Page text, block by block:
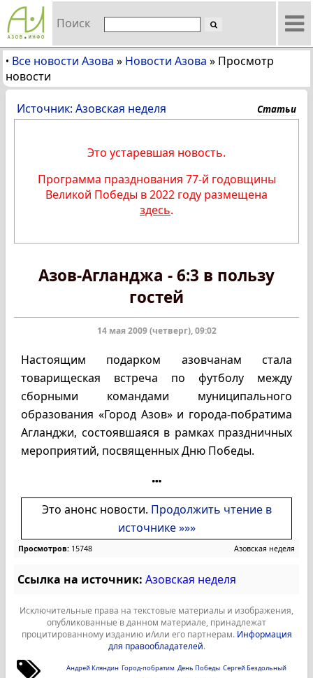
Поиск
• Все новости Азова » Новости Азова » Просмотр
новости
Источник: Азовская неделя Статьи
Это устаревшая новость.
Программа празднования 77-й годовщины
Великой Победы в 2022 году размещена
здесь.
Азов-Агланджа - 6:3 в пользу
гостей
14 мая 2009 (четверг), 09:02
Настоящим подарком азовчанам стала
товарищеская встреча по футболу между
сборными командами муниципального
образования «Город Азов» и города-побратима
Агланджи, состоявшаяся в рамках праздничных
мероприятий, посвященных Дню Победы.
Это анонс новости. Продолжить чтение в
источнике »»»
Просмотров: 15748 Азовская неделя
Ссылка на источник: Азовская неделя
Исключительные права на текстовые материалы и изображения,
опубликованные в данном материале, принадлежат
процитированному изданию и/или его партнерам. Информация
для правообладателей.
Андрей Кляндин Город-побратим День Победы Сергей Бездольный